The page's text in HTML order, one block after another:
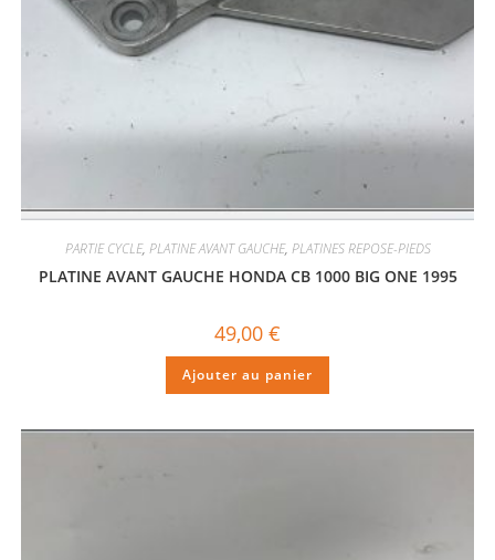
PARTIE CYCLE, PLATINE AVANT GAUCHE, PLATINES REPOSE-PIEDS
PLATINE AVANT GAUCHE HONDA CB 1000 BIG ONE 1995
49,00 €
Ajouter au panier